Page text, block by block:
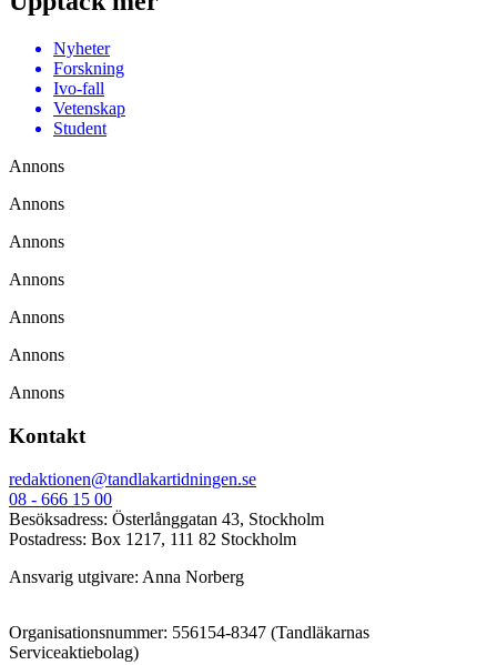
Nyheter
Forskning
Ivo-fall
Vetenskap
Student
Annons
Annons
Annons
Annons
Annons
Annons
Annons
Kontakt
redaktionen@tandlakartidningen.se
08 - 666 15 00
Besöksadress: Österlånggatan 43, Stockholm
Postadress: Box 1217, 111 82 Stockholm
Ansvarig utgivare: Anna Norberg
Organisationsnummer: 556154-8347 (Tandläkarnas
Serviceaktiebolag)